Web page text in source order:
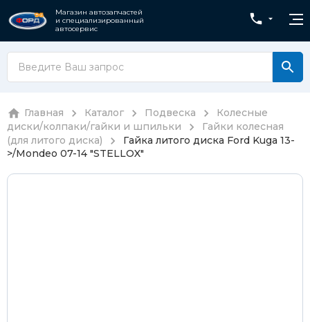
Магазин автозапчастей
и специализированный
автосервис
Главная Каталог Подвеска
Колесные
диски/колпаки/гайки и шпильки
Гайки колесная
(для литого диска)
Гайка литого диска Ford Kuga 13-
>/Mondeo 07-14 "STELLOX"